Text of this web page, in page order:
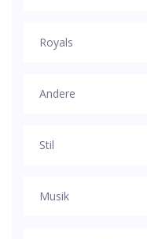
Royals
Andere
Stil
Musik